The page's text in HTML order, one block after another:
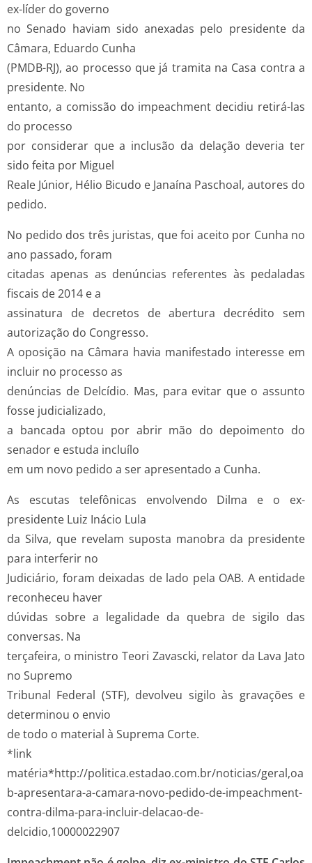
ex­-líder do governo
no Senado haviam sido anexadas pelo presidente da
Câmara, Eduardo Cunha
(PMDB-­RJ), ao processo que já tramita na Casa contra a
presidente. No
entanto, a comissão do impeachment decidiu retirá­-las
do processo
por considerar que a inclusão da delação deveria ter
sido feita por Miguel
Reale Júnior, Hélio Bicudo e Janaína Paschoal, autores do
pedido.
No pedido dos três juristas, que foi aceito por Cunha no
ano passado, foram
citadas apenas as denúncias referentes às pedaladas
fiscais de 2014 e a
assinatura de decretos de abertura decrédito sem
autorização do Congresso.
A oposição na Câmara havia manifestado interesse em
incluir no processo as
denúncias de Delcídio. Mas, para evitar que o assunto
fosse judicializado,
a bancada optou por abrir mão do depoimento do
senador e estuda incluí­lo
em um novo pedido a ser apresentado a Cunha.
As escutas telefônicas envolvendo Dilma e o ex­-
presidente Luiz Inácio Lula
da Silva, que revelam suposta manobra da presidente
para interferir no
Judiciário, foram deixadas de lado pela OAB. A entidade
reconheceu haver
dúvidas sobre a legalidade da quebra de sigilo das
conversas. Na
terça­feira, o ministro Teori Zavascki, relator da Lava Jato
no Supremo
Tribunal Federal (STF), devolveu sigilo às gravações e
determinou o envio
de todo o material à Suprema Corte.
*link
matéria*http://politica.estadao.com.br/noticias/geral,oa
b-apresentara-a-camara-novo-pedido-de-impeachment-
contra-dilma-para-incluir-delacao-de-
delcidio,10000022907